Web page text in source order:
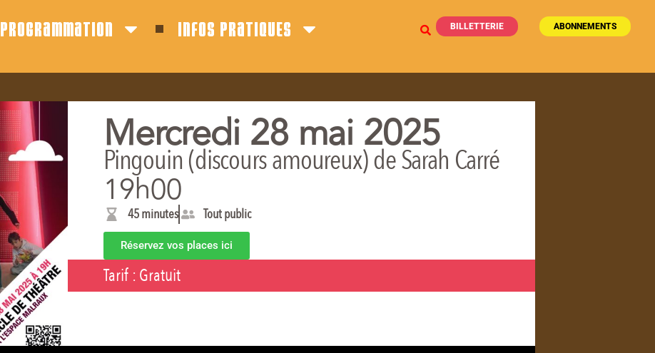
programmation infos pratiques BILLETTERIE ABONNEMENTS
Mercredi 28 mai 2025
Pingouin (discours amoureux) de Sarah Carré
19h00
45 minutes Tout public
Réservez vos places ici
Tarif : Gratuit